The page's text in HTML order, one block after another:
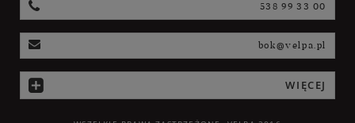
538 99 33 00
bok@velpa.pl
WIĘCEJ